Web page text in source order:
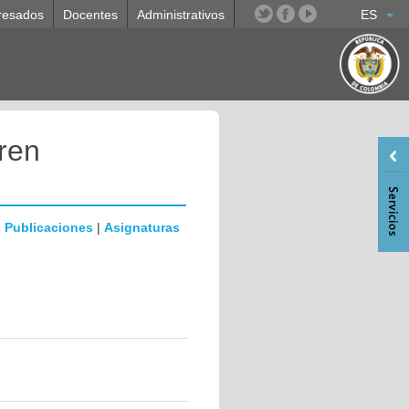
ES
Docentes Administrativos
Publicaciones | Asignaturas